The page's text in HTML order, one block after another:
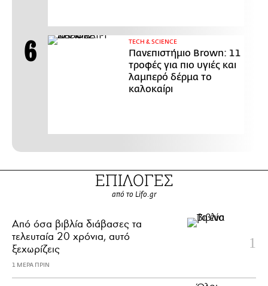
ΤECH & SCIENCE
Πανεπιστήμιο Brown: 11
τροφές για πιο υγιές και
λαμπερό δέρμα το
καλοκαίρι
ΕΠΙΛΟΓΕΣ
από το Lifo.gr
Από όσα βιβλία διάβασες τα
τελευταία 20 χρόνια, αυτό
ξεχωρίζεις
1 ΜΕΡΑ ΠΡΙΝ